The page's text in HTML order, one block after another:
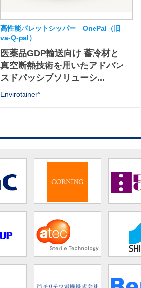
高性能パレットシッパー OnePal（旧
va-Q-pal）
医薬品GDP輸送向け 蓄冷材と
真空断熱技術を用いたアドバン
スドパッシブソリューシ...
Envirotainer°